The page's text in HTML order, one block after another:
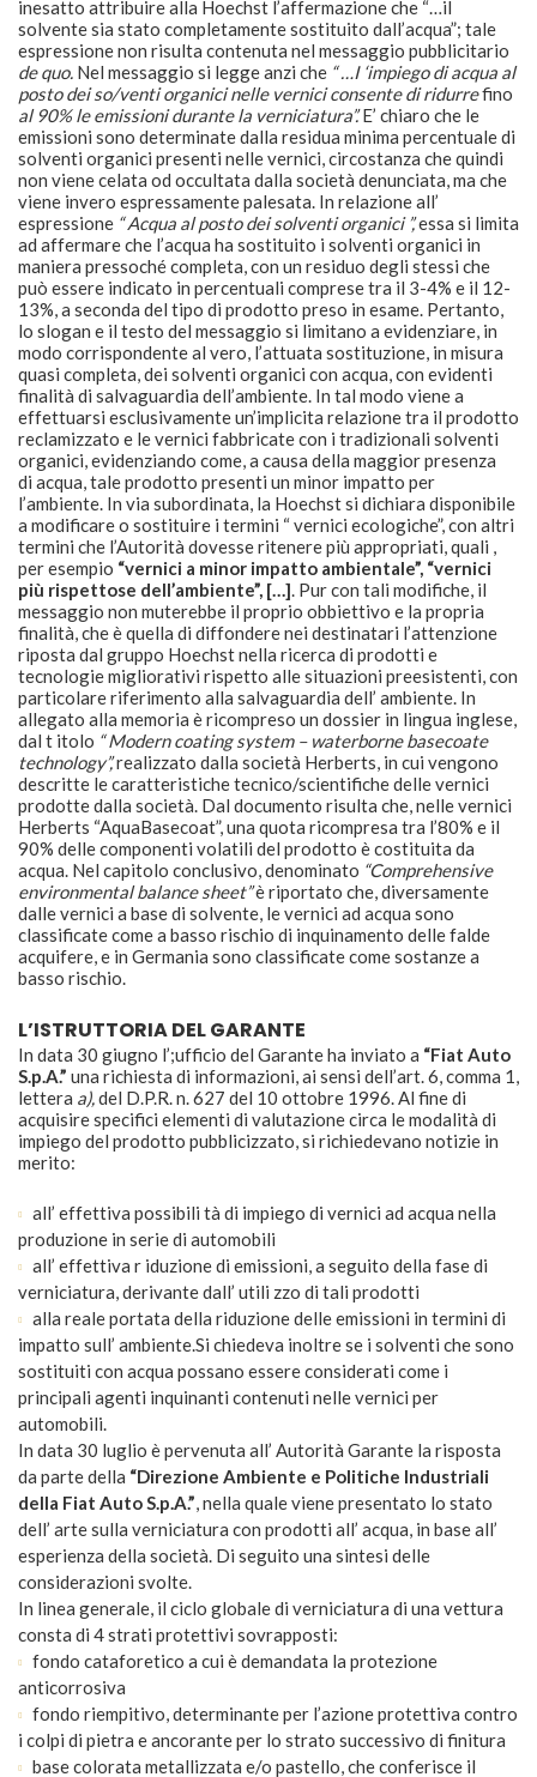
inesatto attribuire alla Hoechst l’affermazione che “…il
solvente sia stato completamente sostituito dall’acqua”; tale
espressione non risulta contenuta nel messaggio pubblicitario
de quo. Nel messaggio si legge anzi che “ …I ‘impiego di acqua al
posto dei so/venti organici nelle vernici consente di ridurrefino
al 90% le emissioni durante la verniciatura”.E’ chiaro che le
emissioni sono determinate dalla residua minima percentuale di
solventi organici presenti nelle vernici, circostanza che quindi
non viene celata od occultata dalla società denunciata, ma che
viene invero espressamente palesata. In relazione all’
espressione “ Acqua al posto dei solventi organici ”,essa si limita
ad affermare che l’acqua ha sostituito i solventi organici in
maniera pressoché completa, con un residuo degli stessi che
può essere indicato in percentuali comprese tra il 3-4% e il 12-
13%, a seconda del tipo di prodotto preso in esame. Pertanto,
lo slogan e il testo del messaggio si limitano a evidenziare, in
modo corrispondente al vero, l’attuata sostituzione, in misura
quasi completa, dei solventi organici con acqua, con evidenti
finalità di salvaguardia dell’ambiente. In tal modo viene a
effettuarsi esclusivamente un’implicita relazione tra il prodotto
reclamizzato e le vernici fabbricate con i tradizionali solventi
organici, evidenziando come, a causa della maggior presenza
di acqua, tale prodotto presenti un minor impatto per
l’ambiente. In via subordinata, la Hoechst si dichiara disponibile
a modificare o sostituire i termini “ vernici ecologiche”, con altri
termini che l’Autorità dovesse ritenere più appropriati, quali ,
per esempio “vernici a minor impatto ambientale”, “vernici
più rispettose dell’ambiente”, […]. Pur con tali modifiche, il
messaggio non muterebbe il proprio obbiettivo e la propria
finalità, che è quella di diffondere nei destinatari l’attenzione
riposta dal gruppo Hoechst nella ricerca di prodotti e
tecnologie migliorativi rispetto alle situazioni preesistenti, con
particolare riferimento alla salvaguardia dell’ ambiente. In
allegato alla memoria è ricompreso un dossier in lingua inglese,
dal t itolo “ Modern coating system – waterborne basecoate
technology”,realizzato dalla società Herberts, in cui vengono
descritte le caratteristiche tecnico/scientifiche delle vernici
prodotte dalla società. Dal documento risulta che, nelle vernici
Herberts “AquaBasecoat”, una quota ricompresa tra l’80% e il
90% delle componenti volatili del prodotto è costituita da
acqua. Nel capitolo conclusivo, denominato “Comprehensive
environmental balance sheet”è riportato che, diversamente
dalle vernici a base di solvente, le vernici ad acqua sono
classificate come a basso rischio di inquinamento delle falde
acquifere, e in Germania sono classificate come sostanze a
basso rischio.
L’ISTRUTTORIA DEL GARANTE
In data 30 giugno l’;ufficio del Garante ha inviato a “Fiat Auto
S.p.A.” una richiesta di informazioni, ai sensi dell’art. 6, comma 1,
lettera a),del D.P.R. n. 627 del 10 ottobre 1996. Al fine di
acquisire specifici elementi di valutazione circa le modalità di
impiego del prodotto pubblicizzato, si richiedevano notizie in
merito:
all’ effettiva possibili tà di impiego di vernici ad acqua nella
produzione in serie di automobili
all’ effettiva r iduzione di emissioni, a seguito della fase di
verniciatura, derivante dall’ utili zzo di tali prodotti
alla reale portata della riduzione delle emissioni in termini di
impatto sull’ ambiente.Si chiedeva inoltre se i solventi che sono
sostituiti con acqua possano essere considerati come i
principali agenti inquinanti contenuti nelle vernici per
automobili.
In data 30 luglio è pervenuta all’ Autorità Garante la risposta
da parte della “Direzione Ambiente e Politiche Industriali
della Fiat Auto S.p.A.”, nella quale viene presentato lo stato
dell’ arte sulla verniciatura con prodotti all’ acqua, in base all’
esperienza della società. Di seguito una sintesi delle
considerazioni svolte.
In linea generale, il ciclo globale di verniciatura di una vettura
consta di 4 strati protettivi sovrapposti:
fondo cataforetico a cui è demandata la protezione
anticorrosiva
fondo riempitivo, determinante per l’azione protettiva contro
i colpi di pietra e ancorante per lo strato successivo di finitura
base colorata metallizzata e/o pastello, che conferisce il